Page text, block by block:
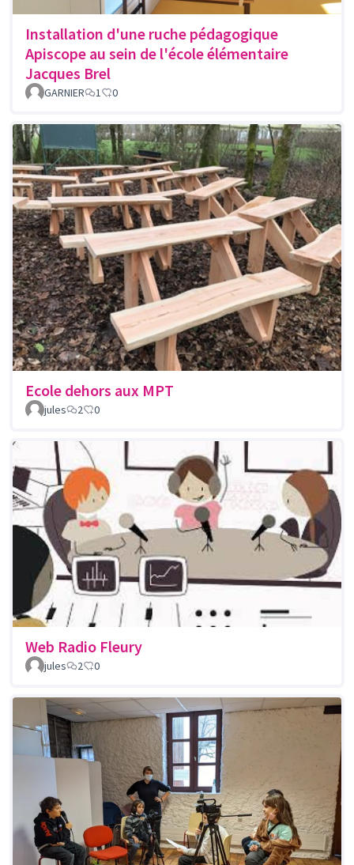
Installation d'une ruche pédagogique
Apiscope au sein de l'école élémentaire
Jacques Brel
GARNIER 1 0
Ecole dehors aux MPT
jules 2 0
Web Radio Fleury
jules 2 0